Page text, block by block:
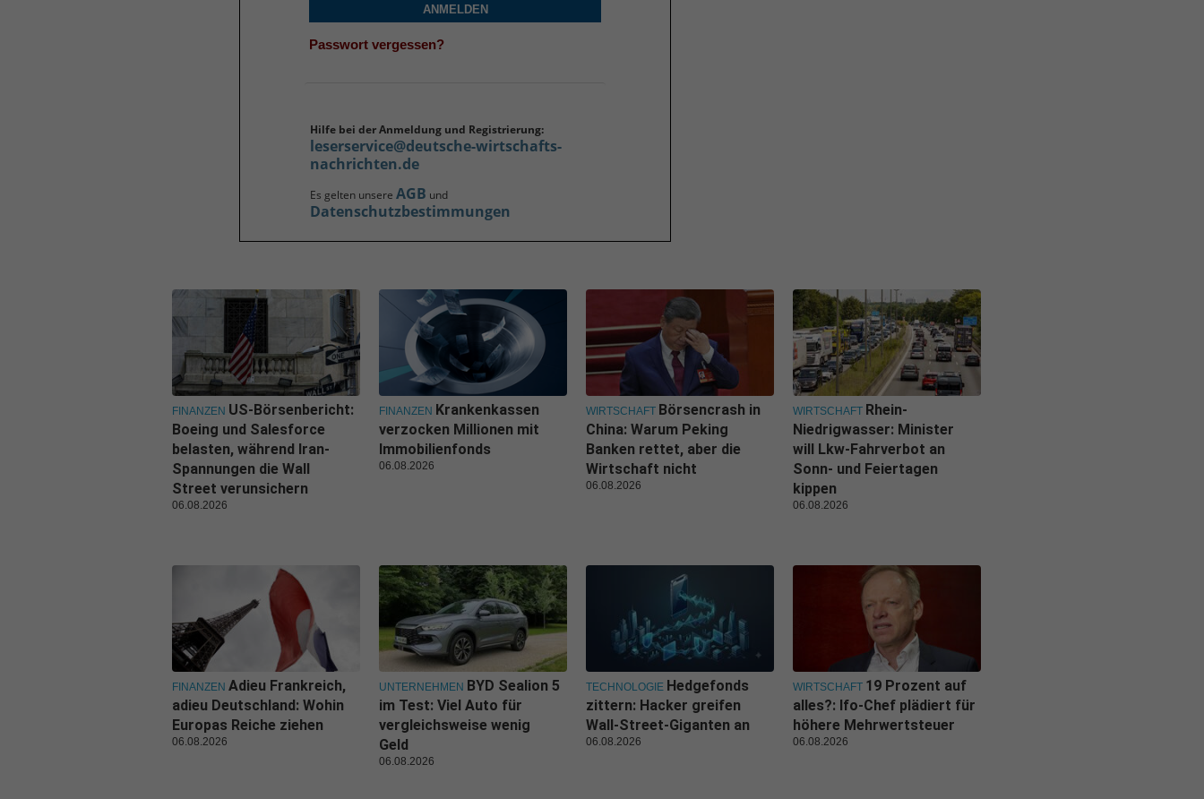
ANMELDEN
Passwort vergessen?
Hilfe bei der Anmeldung und Registrierung:
leserservice@deutsche-wirtschafts-
nachrichten.de
Es gelten unsere AGB und
Datenschutzbestimmungen
FINANZEN US-Börsenbericht:
Boeing und Salesforce
belasten, während Iran-
Spannungen die Wall
Street verunsichern
06.08.2026
FINANZEN Krankenkassen
verzocken Millionen mit
Immobilienfonds
06.08.2026
WIRTSCHAFT Börsencrash in
China: Warum Peking
Banken rettet, aber die
Wirtschaft nicht
06.08.2026
WIRTSCHAFT Rhein-
Niedrigwasser: Minister
will Lkw-Fahrverbot an
Sonn- und Feiertagen
kippen
06.08.2026
FINANZEN Adieu Frankreich,
adieu Deutschland: Wohin
Europas Reiche ziehen
06.08.2026
UNTERNEHMEN BYD Sealion 5
im Test: Viel Auto für
vergleichsweise wenig
Geld
06.08.2026
TECHNOLOGIE Hedgefonds
zittern: Hacker greifen
Wall-Street-Giganten an
06.08.2026
WIRTSCHAFT 19 Prozent auf
alles?: Ifo-Chef plädiert für
höhere Mehrwertsteuer
06.08.2026